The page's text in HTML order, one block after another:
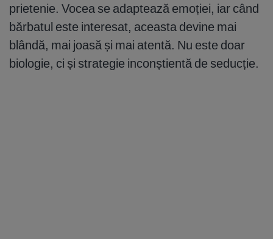
prietenie. Vocea se adaptează emoției, iar când
bărbatul este interesat, aceasta devine mai
blândă, mai joasă și mai atentă. Nu este doar
biologie, ci și strategie inconștientă de seducție.